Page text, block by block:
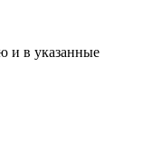
и в указанные